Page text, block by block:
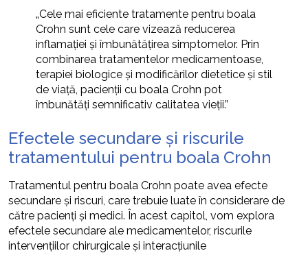
„Cele mai eficiente tratamente pentru boala
Crohn sunt cele care vizează reducerea
inflamației și îmbunătățirea simptomelor. Prin
combinarea tratamentelor medicamentoase,
terapiei biologice și modificărilor dietetice și stil
de viață, pacienții cu boala Crohn pot
îmbunătăți semnificativ calitatea vieții.”
Efectele secundare și riscurile
tratamentului pentru boala Crohn
Tratamentul pentru boala Crohn poate avea efecte
secundare și riscuri, care trebuie luate în considerare de
către pacienți și medici. În acest capitol, vom explora
efectele secundare ale medicamentelor, riscurile
intervențiilor chirurgicale și interacțiunile